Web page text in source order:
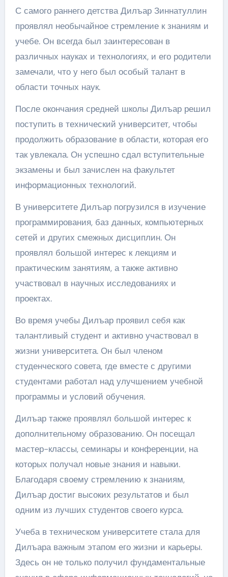
С самого раннего детства Дилъар Зиннатуллин
проявлял необычайное стремление к знаниям и
учебе. Он всегда был заинтересован в
различных науках и технологиях, и его родители
замечали, что у него был особый талант в
области точных наук.
После окончания средней школы Дилъар решил
поступить в технический университет, чтобы
продолжить образование в области, которая его
так увлекала. Он успешно сдал вступительные
экзамены и был зачислен на факультет
информационных технологий.
В университете Дилъар погрузился в изучение
программирования, баз данных, компьютерных
сетей и других смежных дисциплин. Он
проявлял большой интерес к лекциям и
практическим занятиям, а также активно
участвовал в научных исследованиях и
проектах.
Во время учебы Дилъар проявил себя как
талантливый студент и активно участвовал в
жизни университета. Он был членом
студенческого совета, где вместе с другими
студентами работал над улучшением учебной
программы и условий обучения.
Дилъар также проявлял большой интерес к
дополнительному образованию. Он посещал
мастер-классы, семинары и конференции, на
которых получал новые знания и навыки.
Благодаря своему стремлению к знаниям,
Дилъар достиг высоких результатов и был
одним из лучших студентов своего курса.
Учеба в техническом университете стала для
Дилъара важным этапом его жизни и карьеры.
Здесь он не только получил фундаментальные